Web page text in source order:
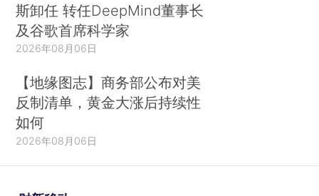
斯卸任 转任DeepMind董事长
及谷歌首席科学家
2026年08月06日
【地缘图志】商务部公布对美
反制清单，黄金大涨后持续性
如何
2026年08月06日